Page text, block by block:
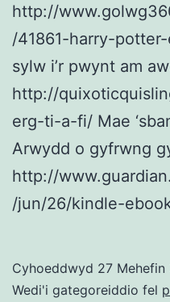
http://
/41861-harry-
sylw i’r pwynt am
http://
erg-ti-a-fi/ Mae
Arwydd o gyfrwng
http://
/jun/26/kindle-
Cyhoeddwyd 27 Mehefin
Wedi'i gategoreiddio fel